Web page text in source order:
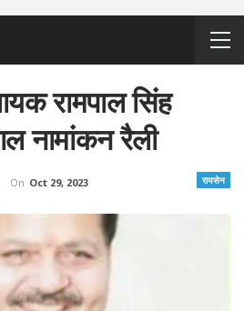
रामपाल सिंह
नामांकन रैली
रायसेन
On Oct 29, 2023